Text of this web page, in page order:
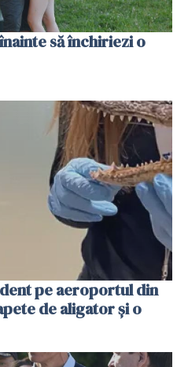
să închiriezi o
pe aeroportul din
de aligator și o